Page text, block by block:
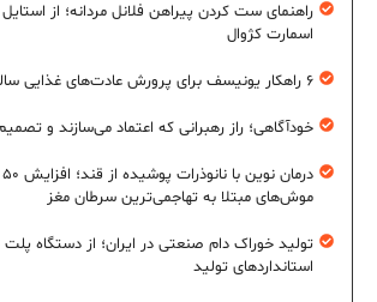
راهنمای ست کردن پیراهن فلانل مردانه؛ از
اسمارت کژوال
۶ راهکار یونیسف برای پرورش عادت‌های غذایی سالم در کودکان
خودآگاهی؛ راز رهبرانی که اعتماد می‌سازند و
موش‌های مبتلا به تهاجمی‌ترین سرطان مغز
تولید خوراک دام صنعتی در ایران؛ از دستگاه
استانداردهای تولید